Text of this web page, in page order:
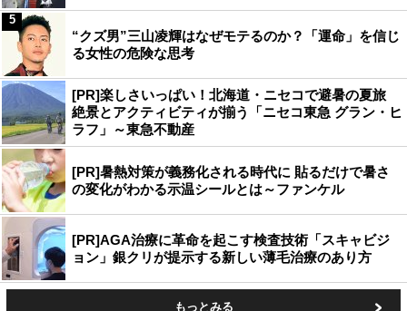
“クズ男”三山凌輝はなぜモテるのか？「運命」を信じ
る女性の危険な思考
5
[PR]楽しさいっぱい！北海道・ニセコで避暑の夏旅
絶景とアクティビティが揃う「ニセコ東急 グラン・ヒ
ラフ」～東急不動産
[PR]暑熱対策が義務化される時代に 貼るだけで暑さ
の変化がわかる示温シールとは～ファンケル
[PR]AGA治療に革命を起こす検査技術「スキャビジ
ョン」銀クリが提示する新しい薄毛治療のあり方
もっとみる